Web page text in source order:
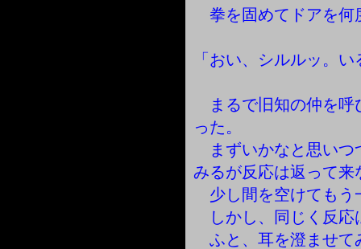
拳を固めてドアを何
「おい、シルルッ。
まるで旧知の仲を呼
った。
まずいかなと思いつ
みるが反応は返って来
少し間を空けてもう
しかし、同じく反応
ふと、耳を澄ませて